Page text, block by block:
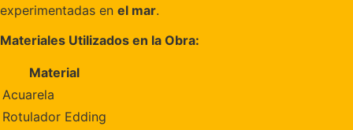
experimentadas en el mar.
Materiales Utilizados en la Obra:
Material
Acuarela
Rotulador Edding